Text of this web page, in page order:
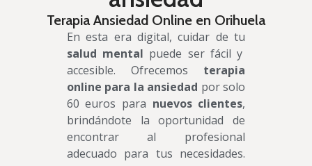
Terapia Ansiedad Online en Orihuela
En esta era digital, cuidar de tu
salud mental puede ser fácil y
accesible. Ofrecemos terapia
online para la ansiedad por solo
60 euros para nuevos clientes,
brindándote la oportunidad de
encontrar al profesional
adecuado para tus necesidades.